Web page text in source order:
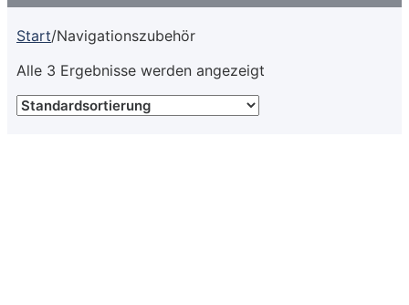
Start/Navigationszubehör
Alle 3 Ergebnisse werden angezeigt